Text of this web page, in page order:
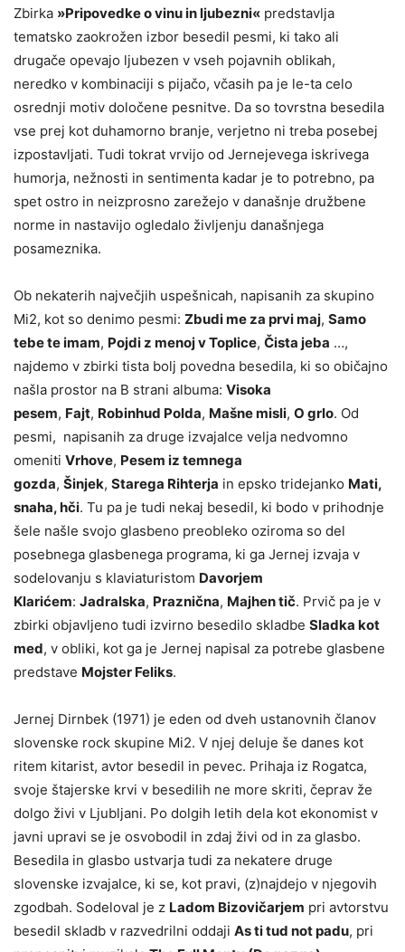
Zbirka »Pripovedke o vinu in ljubezni« predstavlja
tematsko zaokrožen izbor besedil pesmi, ki tako ali
drugače opevajo ljubezen v vseh pojavnih oblikah,
neredko v kombinaciji s pijačo, včasih pa je le-ta celo
osrednji motiv določene pesnitve. Da so tovrstna besedila
vse prej kot duhamorno branje, verjetno ni treba posebej
izpostavljati. Tudi tokrat vrvijo od Jernejevega iskrivega
humorja, nežnosti in sentimenta kadar je to potrebno, pa
spet ostro in neizprosno zarežejo v današnje družbene
norme in nastavijo ogledalo življenju današnjega
posameznika.
Ob nekaterih največjih uspešnicah, napisanih za skupino
Mi2, kot so denimo pesmi: Zbudi me za prvi maj, Samo
tebe te imam, Pojdi z menoj v Toplice, Čista jeba …,
najdemo v zbirki tista bolj povedna besedila, ki so običajno
našla prostor na B strani albuma: Visoka
pesem, Fajt, Robinhud Polda, Mašne misli, O grlo. Od
pesmi, napisanih za druge izvajalce velja nedvomno
omeniti Vrhove, Pesem iz temnega
gozda, Šinjek, Starega Rihterja in epsko tridejanko Mati,
snaha, hči. Tu pa je tudi nekaj besedil, ki bodo v prihodnje
šele našle svojo glasbeno preobleko oziroma so del
posebnega glasbenega programa, ki ga Jernej izvaja v
sodelovanju s klaviaturistom Davorjem
Klarićem: Jadralska, Praznična, Majhen tič. Prvič pa je v
zbirki objavljeno tudi izvirno besedilo skladbe Sladka kot
med, v obliki, kot ga je Jernej napisal za potrebe glasbene
predstave Mojster Feliks.
Jernej Dirnbek (1971) je eden od dveh ustanovnih članov
slovenske rock skupine Mi2. V njej deluje še danes kot
ritem kitarist, avtor besedil in pevec. Prihaja iz Rogatca,
svoje štajerske krvi v besedilih ne more skriti, čeprav že
dolgo živi v Ljubljani. Po dolgih letih dela kot ekonomist v
javni upravi se je osvobodil in zdaj živi od in za glasbo.
Besedila in glasbo ustvarja tudi za nekatere druge
slovenske izvajalce, ki se, kot pravi, (z)najdejo v njegovih
zgodbah. Sodeloval je z Ladom Bizovičarjem pri avtorstvu
besedil skladb v razvedrilni oddaji As ti tud not padu, pri